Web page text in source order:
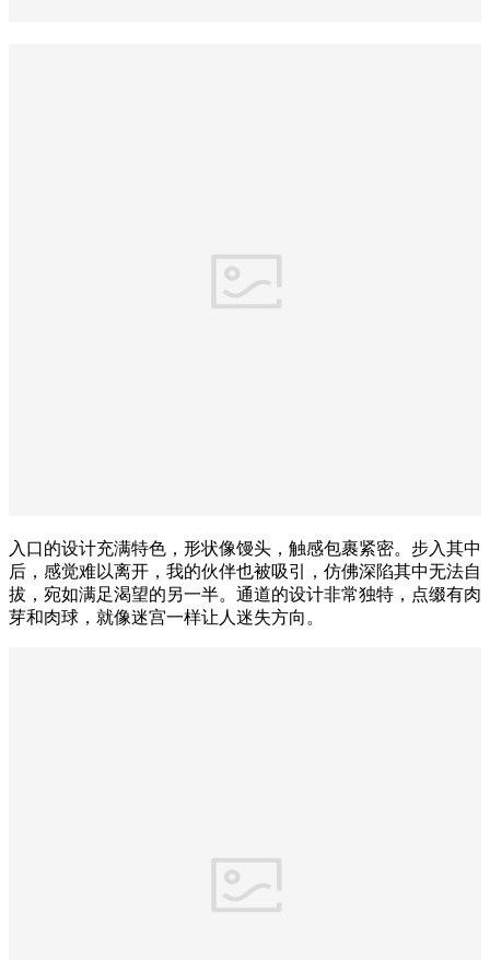
入口的设计充满特色，形状像馒头，触感包裹紧密。步入其中
后，感觉难以离开，我的伙伴也被吸引，仿佛深陷其中无法自
拔，宛如满足渴望的另一半。通道的设计非常独特，点缀有肉
芽和肉球，就像迷宫一样让人迷失方向。